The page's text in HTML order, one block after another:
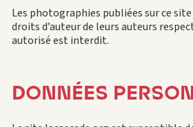
Les photographies publiées sur ce
droits d’auteur de leurs auteurs
autorisé est interdit.
DONNÉES